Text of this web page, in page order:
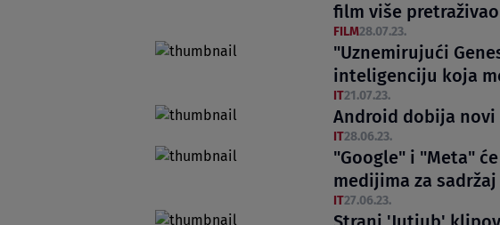
film više
FILM28.07.23.
"Uznemirujući
inteligenciju koja
IT21.07.23.
Android dobija novi
IT28.06.23.
"Google" i "Meta"
medijima za sadržaj
IT27.06.23.